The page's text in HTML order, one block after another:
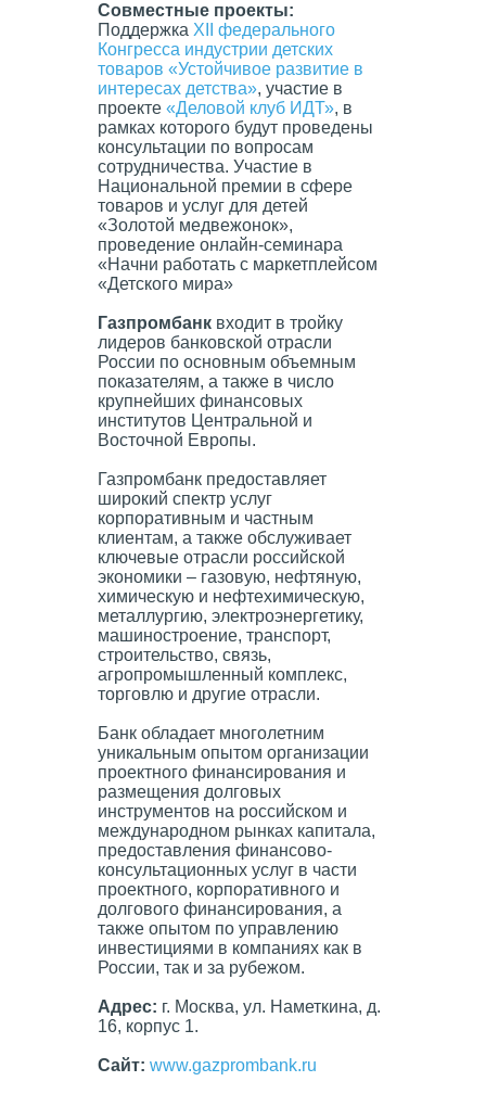
Совместные проекты:
Поддержка XII федерального
Конгресса индустрии детских
товаров «Устойчивое развитие в
интересах детства», участие в
проекте «Деловой клуб ИДТ», в
рамках которого будут проведены
консультации по вопросам
сотрудничества. Участие в
Национальной премии в сфере
товаров и услуг для детей
«Золотой медвежонок»,
проведение онлайн-семинара
«Начни работать с маркетплейсом
«Детского мира»
Газпромбанквходит в тройку
лидеров банковской отрасли
России по основным объемным
показателям, а также в число
крупнейших финансовых
институтов Центральной и
Восточной Европы.
Газпромбанк предоставляет
широкий спектр услуг
корпоративным и частным
клиентам, а также обслуживает
ключевые отрасли российской
экономики – газовую, нефтяную,
химическую и нефтехимическую,
металлургию, электроэнергетику,
машиностроение, транспорт,
строительство, связь,
агропромышленный комплекс,
торговлю и другие отрасли.
Банк обладает многолетним
уникальным опытом организации
проектного финансирования и
размещения долговых
инструментов на российском и
международном рынках капитала,
предоставления финансово-
консультационных услуг в части
проектного, корпоративного и
долгового финансирования, а
также опытом по управлению
инвестициями в компаниях как в
России, так и за рубежом.
Адрес: г. Москва, ул. Наметкина, д.
16, корпус 1.
Сайт: www.gazprombank.ru